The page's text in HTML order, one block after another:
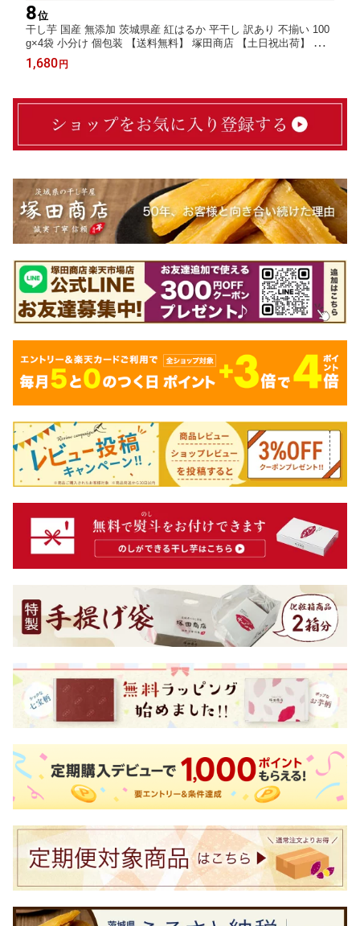
8位
干し芋 国産 無添加 茨城県産 紅はるか 平干し 訳あり 不揃い 100
g×4袋 小分け 個包装 【送料無料】 塚田商店 【土日祝出荷】 干し
いも ほしいも さつまいも 和菓子 スイーツ おやつ お取り寄せ
1,680円